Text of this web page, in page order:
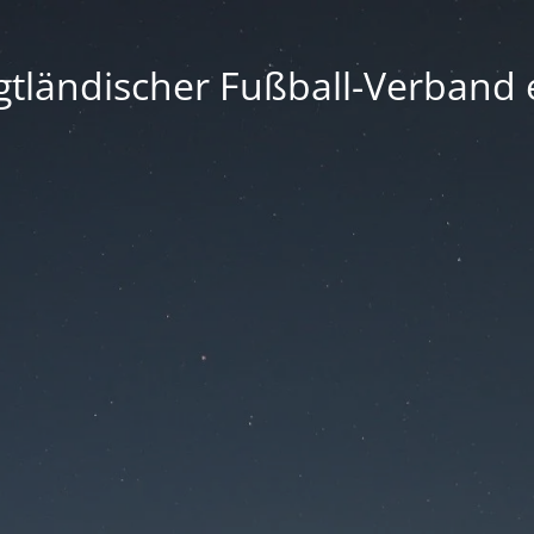
Fußball-Verband